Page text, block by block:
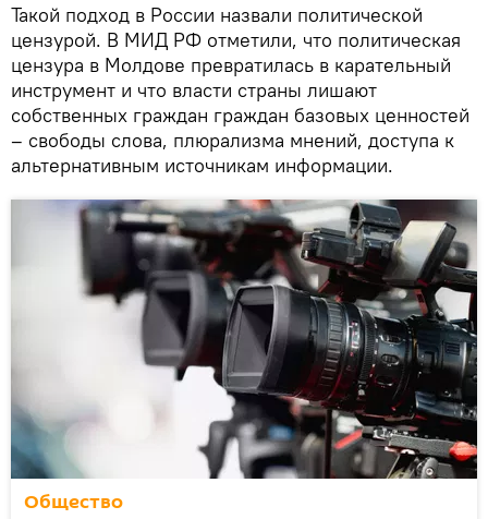
Такой подход в России назвали политической
цензурой. В МИД РФ отметили, что политическая
цензура в Молдове превратилась в карательный
инструмент и что власти страны лишают
собственных граждан граждан базовых ценностей
– свободы слова, плюрализма мнений, доступа к
альтернативным источникам информации.
Общество